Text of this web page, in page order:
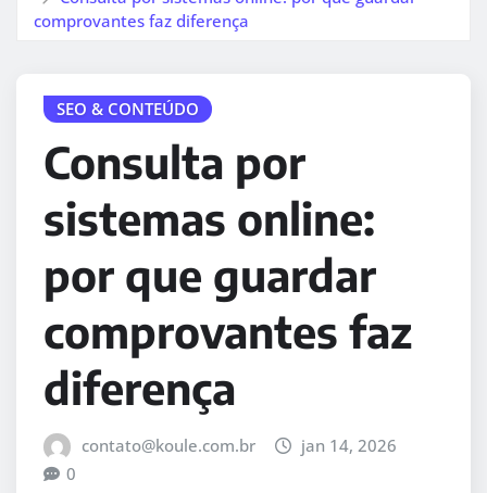
comprovantes faz diferença
SEO & CONTEÚDO
Consulta por
sistemas online:
por que guardar
comprovantes faz
diferença
contato@koule.com.br
jan 14, 2026
0